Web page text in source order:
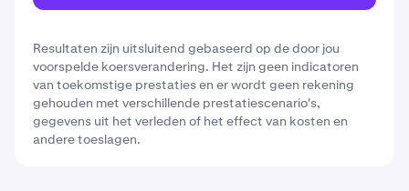
Resultaten zijn uitsluitend gebaseerd op de door jou
voorspelde koersverandering. Het zijn geen indicatoren
van toekomstige prestaties en er wordt geen rekening
gehouden met verschillende prestatiescenario's,
gegevens uit het verleden of het effect van kosten en
andere toeslagen.